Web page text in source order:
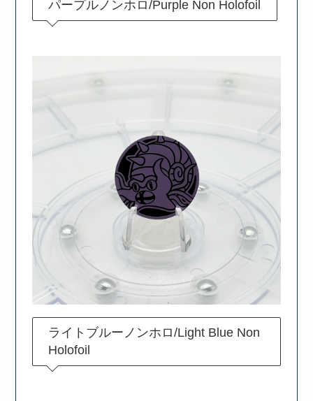
パープルノンホロ/Purple Non Holofoil
ライトブルーノンホロ/Light Blue Non
Holofoil